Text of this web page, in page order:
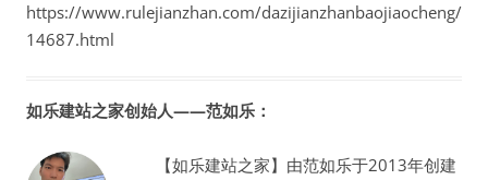
https://www.rulejianzhan.com/dazijianzhanbaojiaocheng/
14687.html
如乐建站之家创始人——范如乐：
【如乐建站之家】由范如乐于2013年创建